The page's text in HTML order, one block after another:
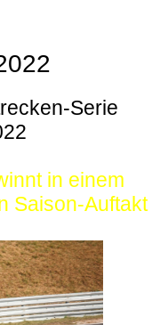
Serie
in einem
Saison-Auftakt